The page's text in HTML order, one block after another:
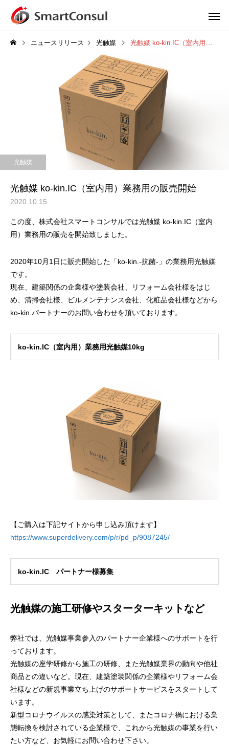
ニュースリリース 光触媒 光触媒 ko‐kin.IC（室内用）業務用の販売開始
光触媒
光触媒 ko‐kin.IC（室内用）業務用の販売開始
2020.10.15
この度、株式会社スマートコンサルでは光触媒 ko‐kin.IC（室内
用）業務用の販売を開始致しました。
2020年10月1日に販売開始した「ko-kin.-抗菌-」の業務用光触媒
です。
現在、建築関係の企業様や塗装会社、リフォーム会社様をはじ
め、清掃会社様、ビルメンテナンス会社、化粧品会社様などから
ko-kin.パートナーのお問い合わせを頂いております。
ko-kin.IC（室内用）業務用光触媒10kg
【ご購入は下記サイトから申し込み頂けます】
https://www.superdelivery.com/p/r/pd_p/9087245/
ko-kin.IC パートナー様募集
光触媒の施工研修やスターターキットなど
弊社では、光触媒事業参入のパートナー企業様へのサポートを行
っております。
光触媒の座学研修から施工の研修、また光触媒業界の動向や他社
商品との違いなど。現在、建築塗装関係の企業様やリフォーム会
社様などの新規事業立ち上げのサポートサービスをスタートして
います。
新型コロナウイルスの感染対策として、またコロナ禍における業
態転換を検討されている企業様で、これから光触媒の事業を行い
たい方など、お気軽にお問い合わせ下さい。